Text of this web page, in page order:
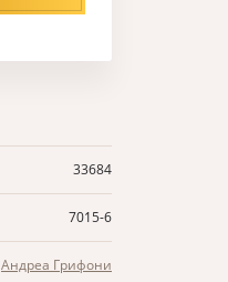
33684
7015-6
Андреа Грифони